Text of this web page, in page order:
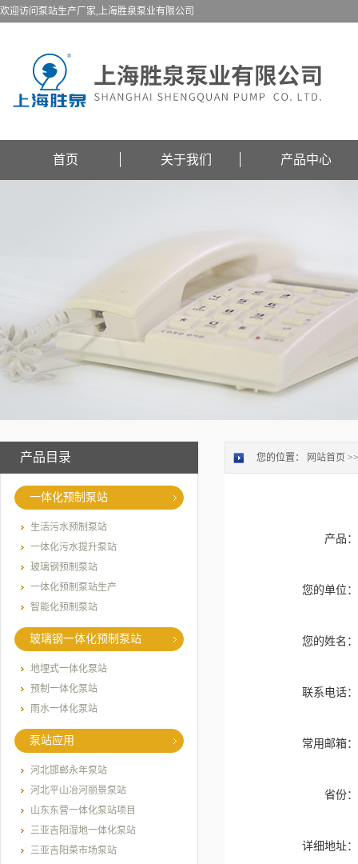
欢迎访问泵站生产厂家,上海胜泉泵业有限公司
首页 关于我们 产品中心
产品目录
一体化预制泵站
生活污水预制泵站
一体化污水提升泵站
玻璃钢预制泵站
一体化预制泵站生产
智能化预制泵站
玻璃钢一体化预制泵站
地埋式一体化泵站
预制一体化泵站
雨水一体化泵站
泵站应用
河北邯郸永年泵站
河北平山冶河丽景泵站
山东东营一体化泵站项目
三亚吉阳湿地一体化泵站
三亚吉阳菜市场泵站
您的位置： 网站首页
产品：
您的单位：
您的姓名：
联系电话：
常用邮箱：
省份：
详细地址：